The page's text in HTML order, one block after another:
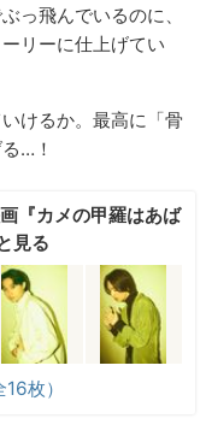
っ飛んでいるのに、
リーに仕上げてい
けるか。最高に「骨
…！
『カメの甲羅はあば
見る
枚）